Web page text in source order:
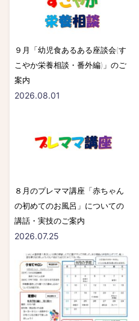
９月「幼児食あるある座談会(す
こやか栄養相談・番外編)」のご
案内
2026.08.01
８月のプレママ講座「赤ちゃん
の初めてのお風呂」についての
講話・実技のご案内
2026.07.25